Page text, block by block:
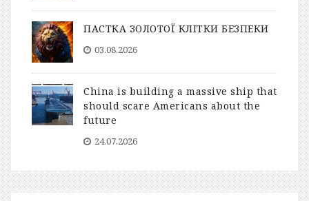
ПАСТКА ЗОЛОТОЇ КЛІТКИ БЕЗПЕКИ
03.08.2026
China is building a massive ship that
should scare Americans about the
future
24.07.2026